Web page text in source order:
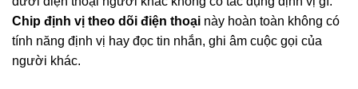
Chip định vị theo dõi điện thoại này hoàn toàn không có
tính năng định vị hay đọc tin nhắn, ghi âm cuộc gọi của
người khác.